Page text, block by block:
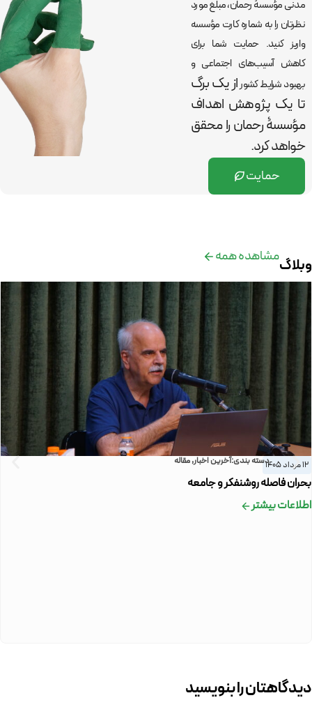
مدنی مؤسسۀ رحمان، مبلغ مورد
نظرتان را به شماره کارت مؤسسه
واریز کنید. حمایت شما برای
کاهش آسیب‌های اجتماعی و
بهبود شرایط کشوراز یک برگ
تا یک پژوهش اهداف
مؤسسۀ رحمان رامحقق
خواهد کرد.
حمایت
وبلاگمشاهده همه
12 مرداد 1405 دسته بندی:آخرین اخبار,مقاله
بحران فاصله روشنفکر و جامعه
اطلاعات بیشتر
دیدگاهتان را بنویسید